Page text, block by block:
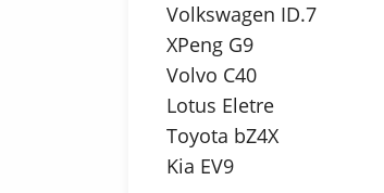
Volkswagen ID.7
XPeng G9
Volvo C40
Lotus Eletre
Toyota bZ4X
Kia EV9